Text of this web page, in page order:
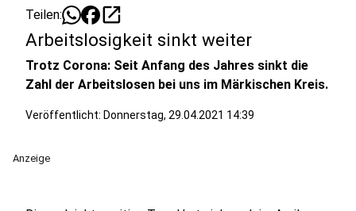
Teilen: open_in_new
Arbeitslosigkeit sinkt weiter
Trotz Corona: Seit Anfang des Jahres sinkt die
Zahl der Arbeitslosen bei uns im Märkischen Kreis.
Veröffentlicht: Donnerstag, 29.04.2021 14:39
Anzeige